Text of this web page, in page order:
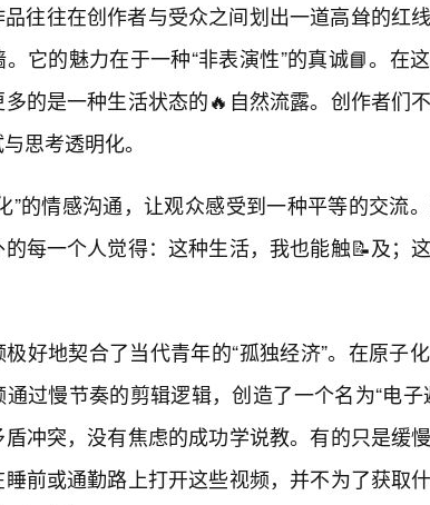
往往在创作者与受众之间划出一道高耸的红
它的魅力在于一种“非表演性”的真诚📘。在
的是一种生活状态的🔥自然流露。创作者们
思考透明化。
”的情感沟通，让观众感受到一种平等的交流
每一个人觉得：这种生活，我也能触📝及；
好地契合了当代青年的“孤独经济”。在原子
过慢节奏的剪辑逻辑，创造了一个名为“电子
冲突，没有焦虑的成功学说教。有的只是缓
前或通勤路上打开这些视频，并不为了获取